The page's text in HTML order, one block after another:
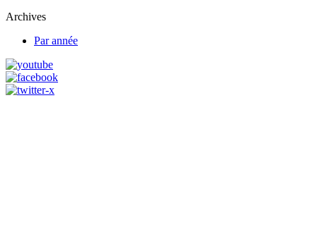
Archives
Par année